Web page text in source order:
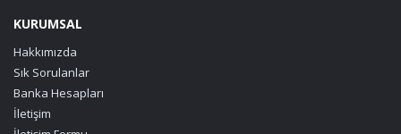
KURUMSAL
Hakkımızda
Sık Sorulanlar
Banka Hesapları
İletişim